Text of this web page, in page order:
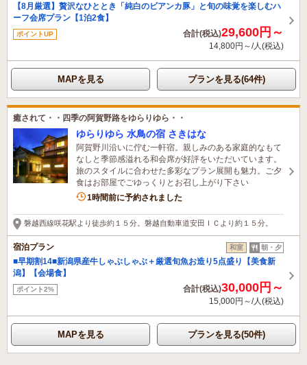
【8月厳選】贅沢なひととき「純白のビアンカ豚」と旬の味覚を楽しむハ
ーフ会席プラン【1泊2食】
ポイントUP 合計(税込)29,600円～
14,800円～/人(税込)
MAPを見る プランを見る(64件)
癒されて・・四季の阿賀野路をゆらりゆら・・
ゆらりゆら 水鳥の宿 さきはな
阿賀野川沿いに佇む一軒宿。親しみのある家庭的なもて
なしと季節感溢れる和会席が好評をいただいています。
旅のスタイルに合わせた多彩なプラン展開も魅力。ご夕
食はお部屋でごゆっくりとお召し上がり下さい
1時間前に予約されました
磐越西線咲花駅より徒歩約１５分。磐越自動車道安田ＩＣより約１５分。
宿泊プラン 和室 朝・夕
■早期割14■新潟県産牛しゃぶしゃぶ＋厳選旬魚お造り5点盛り【美食新
潟】【会場食】
ポイント2% 合計(税込)30,000円～
15,000円～/人(税込)
MAPを見る プランを見る(50件)